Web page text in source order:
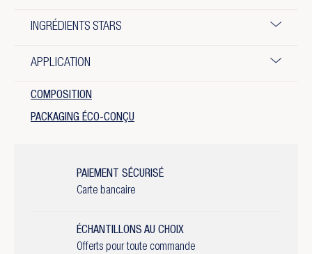
INGRÉDIENTS STARS
APPLICATION
COMPOSITION
PACKAGING ÉCO-CONÇU
PAIEMENT SÉCURISÉ
Carte bancaire
ÉCHANTILLONS AU CHOIX
Offerts pour toute commande